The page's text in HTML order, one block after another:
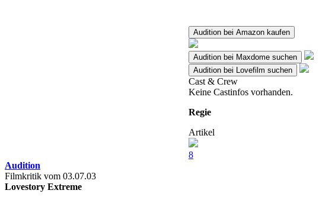
Audition bei Amazon kaufen
Audition bei Maxdome suchen
Audition bei Lovefilm suchen
Cast & Crew
Keine Castinfos vorhanden.
Regie
Artikel
8
Audition
Filmkritik vom 03.07.03
Lovestory Extreme